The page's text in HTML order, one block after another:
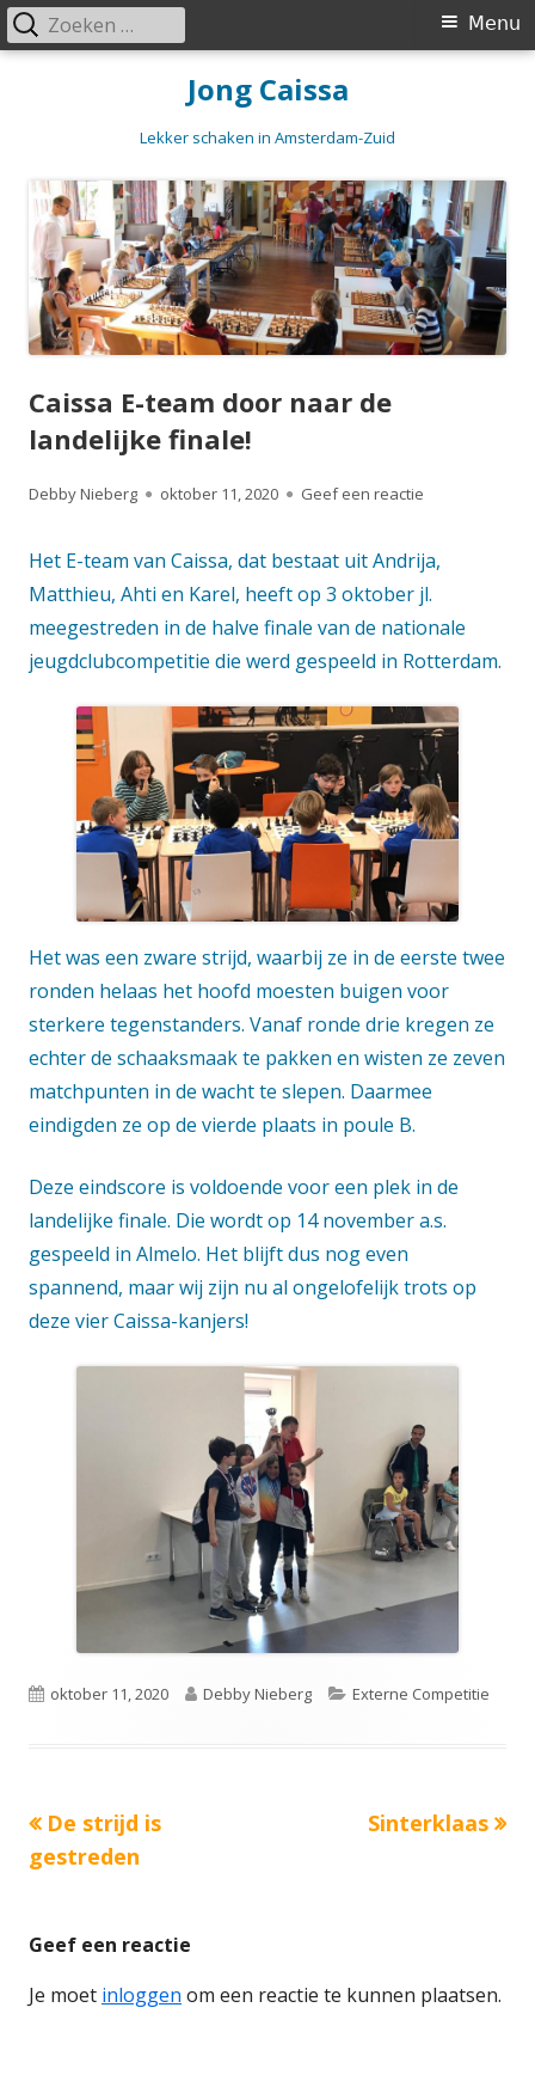
Jong Caissa
Lekker schaken in Amsterdam-Zuid
Primair
Menu
Zoeken
naar:
Caissa E-team door naar de
landelijke finale!
Auteur
Debby Nieberg
Gepubliceerd
oktober 11, 2020 Geef een reactie
Het E-team van Caissa, dat bestaat uit Andrija,
Matthieu, Ahti en Karel, heeft op 3 oktober jl.
meegestreden in de halve finale van de nationale
jeugdclubcompetitie die werd gespeeld in Rotterdam.
Het was een zware strijd, waarbij ze in de eerste twee
ronden helaas het hoofd moesten buigen voor
sterkere tegenstanders. Vanaf ronde drie kregen ze
echter de schaaksmaak te pakken en wisten ze zeven
matchpunten in de wacht te slepen. Daarmee
eindigden ze op de vierde plaats in poule B.
Deze eindscore is voldoende voor een plek in de
landelijke finale. Die wordt op 14 november a.s.
gespeeld in Almelo. Het blijft dus nog even
spannend, maar wij zijn nu al ongelofelijk trots op
deze vier Caissa-kanjers!
Gepubliceerd
oktober 11, 2020 Auteur
Debby Nieberg Categorieën
Externe Competitie
Bericht
navigatie
Vorige
bericht:
De strijd is
gestreden
Volgende
Sinterklaas
Geef een reactie
Je moet inloggen om een reactie te kunnen plaatsen.